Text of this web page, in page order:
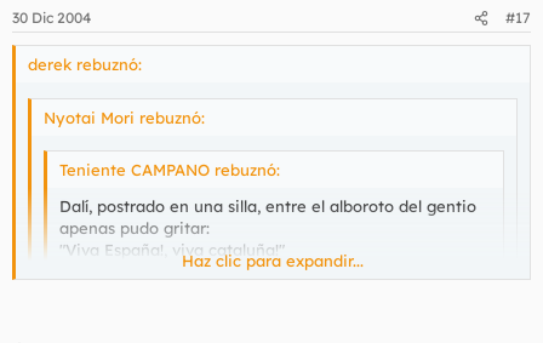
30 Dic 2004 #17
derek rebuznó:
Nyotai Mori rebuznó:
Teniente CAMPANO rebuznó:
Dalí, postrado en una silla, entre el alboroto del gentio
apenas pudo gritar:
"Viva España!, viva cataluña!"
Haz clic para expandir...